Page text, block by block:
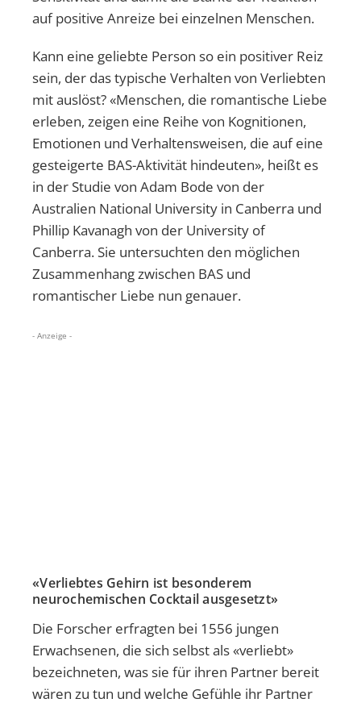
auf positive Anreize bei einzelnen Menschen.
Kann eine geliebte Person so ein positiver Reiz
sein, der das typische Verhalten von Verliebten
mit auslöst? «Menschen, die romantische Liebe
erleben, zeigen eine Reihe von Kognitionen,
Emotionen und Verhaltensweisen, die auf eine
gesteigerte BAS-Aktivität hindeuten», heißt es
in der Studie von Adam Bode von der
Australien National University in Canberra und
Phillip Kavanagh von der University of
Canberra. Sie untersuchten den möglichen
Zusammenhang zwischen BAS und
romantischer Liebe nun genauer.
- Anzeige -
«Verliebtes Gehirn ist besonderem
neurochemischen Cocktail ausgesetzt»
Die Forscher erfragten bei 1556 jungen
Erwachsenen, die sich selbst als «verliebt»
bezeichneten, was sie für ihren Partner bereit
wären zu tun und welche Gefühle ihr Partner